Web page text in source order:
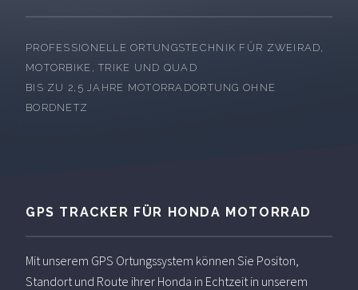
PROFESSIONELLE ORTUNGSTECHNIK FÜR ZWEIRAD,
MOTORBIKE, TRIKE UND QUAD
BIS ZU 2,5 JAHRE MOTORRADORTUNG OHNE
BORDNETZ
GPS TRACKER FÜR HONDA MOTORRAD
Mit unserem GPS Ortungssystem können Sie Positon,
Standort und Route ihrer Honda in Echtzeit in unserem